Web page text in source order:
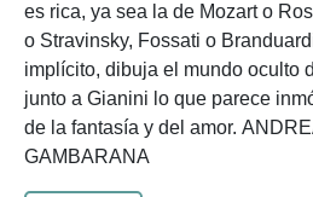
es rica, ya sea la de Mozart o
o Stravinsky, Fossati o
implícito, dibuja el mundo oculto
junto a Gianini lo que parece
de la fantasía y del amor.
GAMBARANA